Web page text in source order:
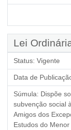
Lei
Status: Vigente
Data de
Súmula: Dispõe
subvenção social
Amigos dos
Estudos do